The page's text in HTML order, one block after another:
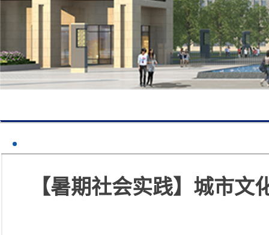
【暑期社会实践】城市